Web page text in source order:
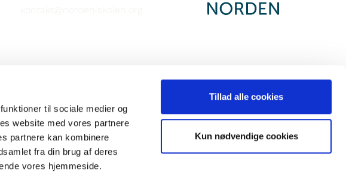
til sociale medier og
website med vores partnere
partnere kan kombinere
fra din brug af deres
vores hjemmeside.
Tillad alle cookies
Kun nødvendige cookies